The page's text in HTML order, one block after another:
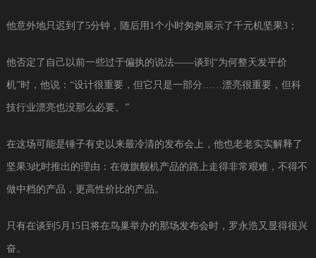
他意外地只迟到了5分钟，随后用1个小时匆匆展示了千元机坚果3；
他否定了自己以前一些过于偏执的说法——谈到“为何整天发平价
机”时，他说：“设计很重要，但它只是一部分……漂亮很重要，但科
技行业漂亮也没那么必要。”
在这场可能是锤子有史以来最冷清的发布会上，他也老老实实解释了
坚果3此时推出的理由：在做旗舰机产品的路上走得非常艰难，不得不
做中档的产品，更高性价比的产品。
只有在谈到5月15日将在鸟巢举办的那场发布会时，罗永浩又显得很兴
奋。